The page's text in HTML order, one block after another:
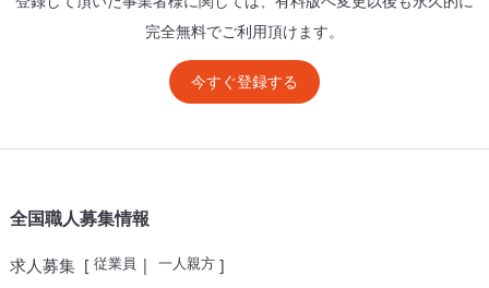
完全無料でご利用頂けます。
今すぐ登録する
全国職人募集情報
求人募集[ 従業員| 一人親方]